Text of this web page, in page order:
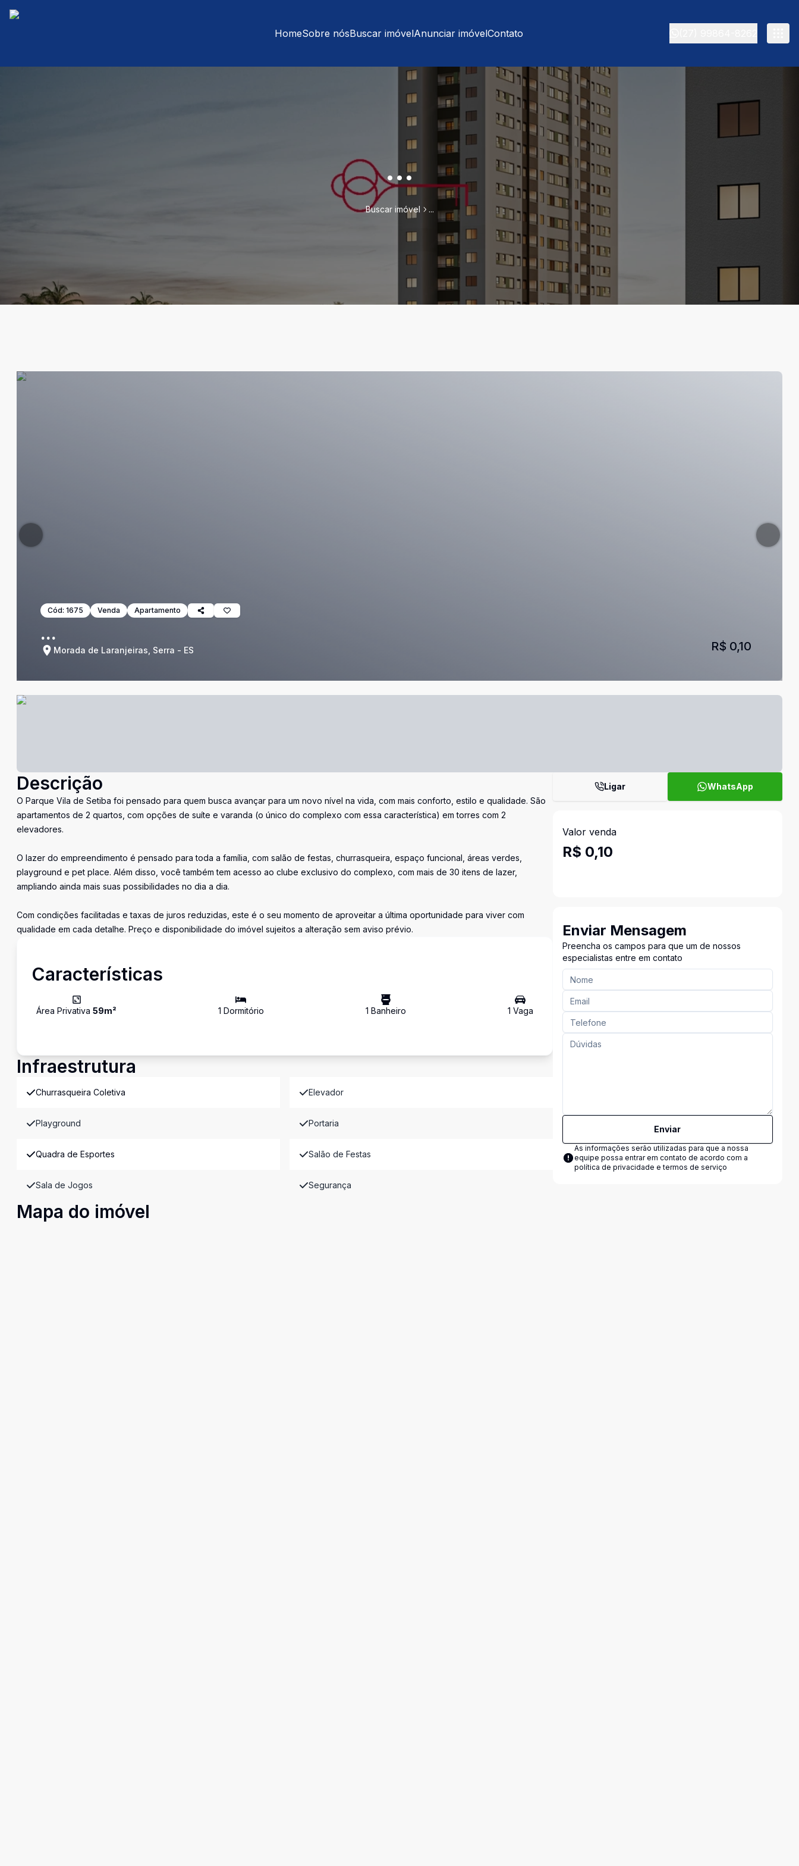
HomeSobre nósBuscar imóvelAnunciar imóvelContato
...
Buscar imóvel ...
Cód: 1675 Venda Apartamento
...
Morada de Laranjeiras, Serra - ES R$ 0,10
Descrição
O Parque Vila de Setiba foi pensado para quem busca avançar para um novo nível na vida, com mais conforto, estilo e qualidade. São
apartamentos de 2 quartos, com opções de suíte e varanda (o único do complexo com essa característica) em torres com 2
elevadores.
O lazer do empreendimento é pensado para toda a família, com salão de festas, churrasqueira, espaço funcional, áreas verdes,
playground e pet place. Além disso, você também tem acesso ao clube exclusivo do complexo, com mais de 30 itens de lazer,
ampliando ainda mais suas possibilidades no dia a dia.
Com condições facilitadas e taxas de juros reduzidas, este é o seu momento de aproveitar a última oportunidade para viver com
qualidade em cada detalhe. Preço e disponibilidade do imóvel sujeitos a alteração sem aviso prévio.
Características
Área Privativa 59m² 1 Dormitório 1 Banheiro 1 Vaga
Infraestrutura
Churrasqueira Coletiva Elevador
Playground Portaria
Quadra de Esportes Salão de Festas
Sala de Jogos Segurança
Mapa do imóvel
Ligar WhatsApp
Valor venda
R$ 0,10
Enviar Mensagem
Preencha os campos para que um de nossos
especialistas entre em contato
Enviar
As informações serão utilizadas para que a nossa
equipe possa entrar em contato de acordo com a
política de privacidade e termos de serviço